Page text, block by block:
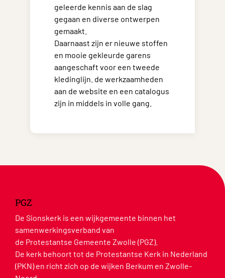
geleerde kennis aan de slag
gegaan en diverse ontwerpen
gemaakt.
Daarnaast zijn er nieuwe stoffen
en mooie gekleurde garens
aangeschaft voor een tweede
kledinglijn. de werkzaamheden
aan de website en een catalogus
zijn in middels in volle gang.
PGZ
De Sionskerk is een wijkgemeente binnen het
samenwerkingsverband van
de Protestantse Gemeente Zwolle (PGZ).
De kerk behoort tot de Protestantse Kerk in Nederland
(PKN) en richt zich op de wijken Berkum en Zwolle-